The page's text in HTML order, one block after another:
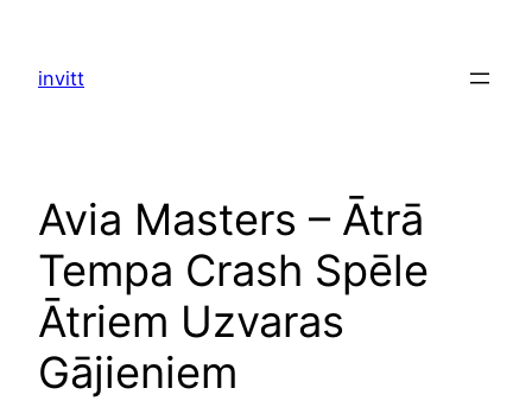
content
invitt
Avia Masters – Ātrā
Tempa Crash Spēle
Ātriem Uzvaras
Gājieniem